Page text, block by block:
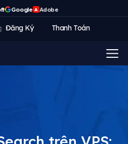
Google A Adobe
Đăng Ký Thanh Toán